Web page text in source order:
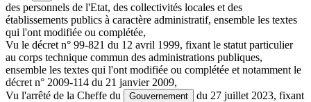
des personnels de l'Etat, des collectivités locales et des
établissements publics à caractère administratif, ensemble les textes
qui l'ont modifiée ou complétée,
Vu le décret n° 99-821 du 12 avril 1999, fixant le statut particulier
au corps technique commun des administrations publiques,
ensemble les textes qui l'ont modifiée ou complétée et notamment le
décret n° 2009-114 du 21 janvier 2009,
Vu l'arrêté de la Cheffe du
Gouvernement
du 27 juillet 2023, fixant